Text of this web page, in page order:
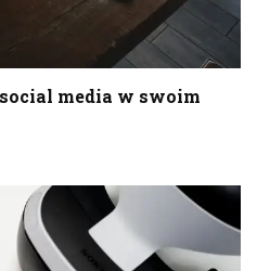
media w swoim